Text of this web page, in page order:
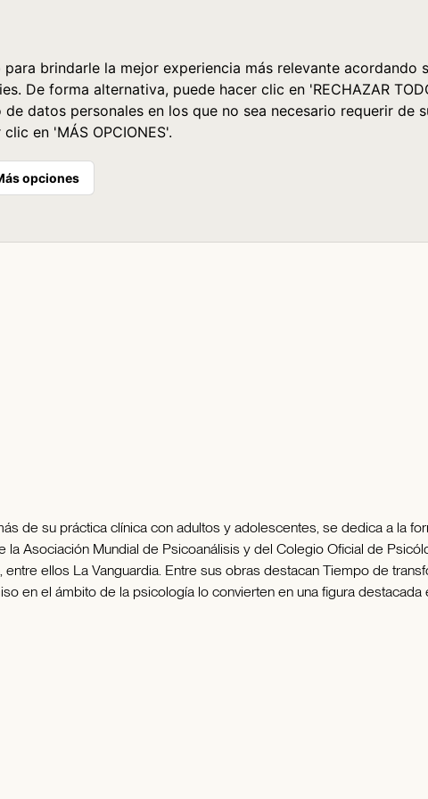
brindarle la mejor experiencia más relevante acordando
De forma alternativa, puede hacer clic en 'RECHAZAR
datos personales en los que no sea necesario requerir de
en 'MÁS OPCIONES'.
opciones
de su práctica clínica con adultos y adolescentes, se dedica a la
la Asociación Mundial de Psicoanálisis y del Colegio Oficial de
ellos La Vanguardia. Entre sus obras destacan Tiempo de
en el ámbito de la psicología lo convierten en una figura destacada